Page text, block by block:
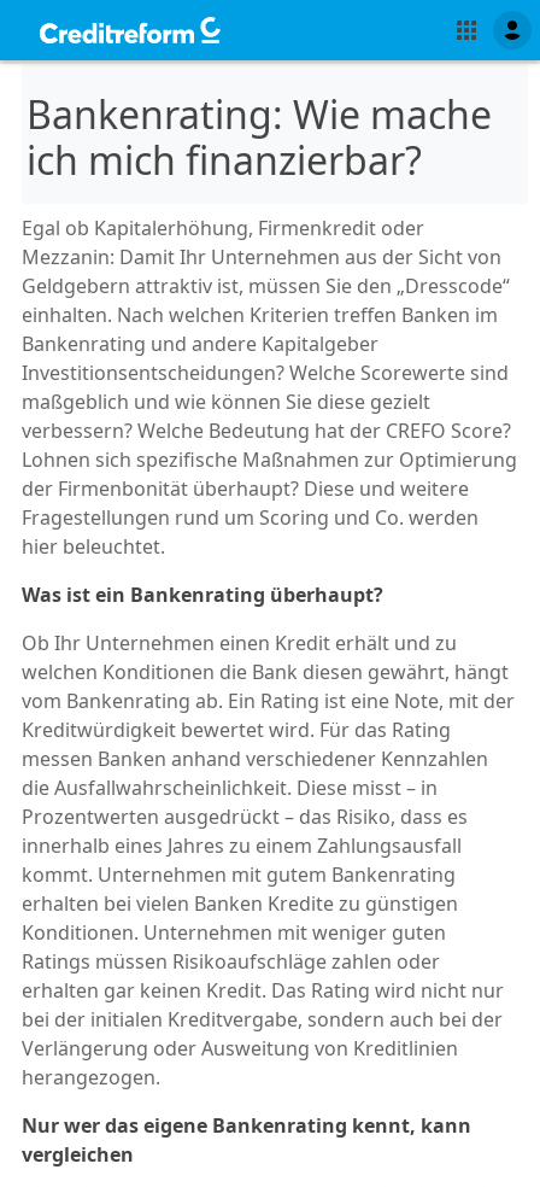
Bankenrating: Wie mache
ich mich finanzierbar?
Egal ob Kapitalerhöhung, Firmenkredit oder
Mezzanin: Damit Ihr Unternehmen aus der Sicht von
Geldgebern attraktiv ist, müssen Sie den „Dresscode“
einhalten. Nach welchen Kriterien treffen Banken im
Bankenrating und andere Kapitalgeber
Investitionsentscheidungen? Welche Scorewerte sind
maßgeblich und wie können Sie diese gezielt
verbessern? Welche Bedeutung hat der CREFO Score?
Lohnen sich spezifische Maßnahmen zur Optimierung
der Firmenbonität überhaupt? Diese und weitere
Fragestellungen rund um Scoring und Co. werden
hier beleuchtet.
Was ist ein Bankenrating überhaupt?
Ob Ihr Unternehmen einen Kredit erhält und zu
welchen Konditionen die Bank diesen gewährt, hängt
vom Bankenrating ab. Ein Rating ist eine Note, mit der
Kreditwürdigkeit bewertet wird. Für das Rating
messen Banken anhand verschiedener Kennzahlen
die Ausfallwahrscheinlichkeit. Diese misst – in
Prozentwerten ausgedrückt – das Risiko, dass es
innerhalb eines Jahres zu einem Zahlungsausfall
kommt. Unternehmen mit gutem Bankenrating
erhalten bei vielen Banken Kredite zu günstigen
Konditionen. Unternehmen mit weniger guten
Ratings müssen Risikoaufschläge zahlen oder
erhalten gar keinen Kredit. Das Rating wird nicht nur
bei der initialen Kreditvergabe, sondern auch bei der
Verlängerung oder Ausweitung von Kreditlinien
herangezogen.
Nur wer das eigene Bankenrating kennt, kann
vergleichen